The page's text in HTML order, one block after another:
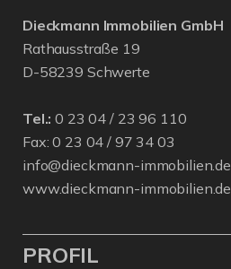
Dieckmann Immobilien GmbH
Rathausstraße 19
D-58239 Schwerte
Tel.: 0 23 04 / 23 96 110
Fax: 0 23 04 / 97 34 03
info@dieckmann-immobilien.de
www.dieckmann-immobilien.de
PROFIL